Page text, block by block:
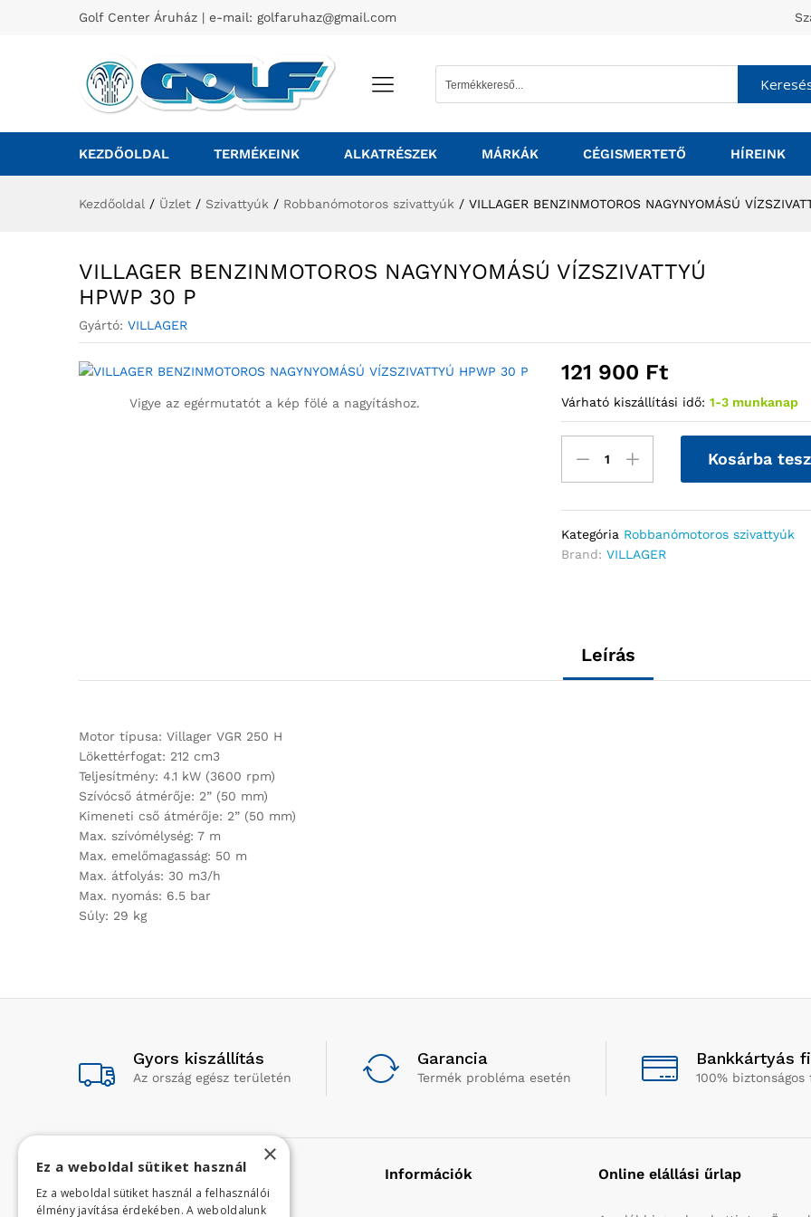
Golf Center Áruház | e-mail: golfaruhaz@gmail.com
KEZDŐOLDAL TERMÉKEINK ALKATRÉSZEK MÁRKÁK CÉGISMERTETŐ HÍREINK
Kezdőoldal / Üzlet / Szivattyúk / Robbanómotoros szivattyúk / VILLAGER BENZINMOTOROS NAGYNYOMÁSÚ
VILLAGER BENZINMOTOROS NAGYNYOMÁSÚ VÍZSZIVATTYÚ
HPWP 30 P
Gyártó: VILLAGER
Vigye az egérmutatót a kép fölé a nagyításhoz.
121 900 Ft
Várható kiszállítási idő: 1-3 munkanap
Kosárba
Kategória Robbanómotoros szivattyúk
Brand:VILLAGER
Leírás
Motor típusa: Villager VGR 250 H
Lökettérfogat: 212 cm3
Teljesítmény: 4.1 kW (3600 rpm)
Szívócső átmérője: 2” (50 mm)
Kimeneti cső átmérője: 2” (50 mm)
Max. szívómélység: 7 m
Max. emelőmagasság: 50 m
Max. átfolyás: 30 m3/h
Max. nyomás: 6.5 bar
Súly: 29 kg
Gyors kiszállítás
Az ország egész területén
Garancia
Termék probléma esetén
Bankkártyás
100% biztonságos
Rólunk Információk Online elállási űrlap
×
Ez a weboldal sütiket használ
Ez a weboldal sütiket használ a felhasználói
élmény javítása érdekében. A weboldalunk